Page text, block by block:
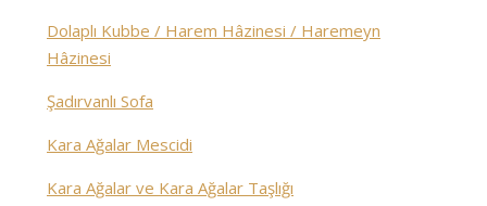
Dolaplı Kubbe / Harem Hâzinesi / Haremeyn
Hâzinesi
Şadırvanlı Sofa
Kara Ağalar Mescidi
Kara Ağalar ve Kara Ağalar Taşlığı